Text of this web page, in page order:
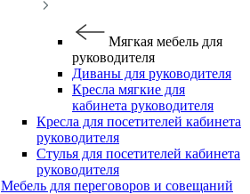
Мягкая мебель для
руководителя
Диваны для руководителя
Кресла мягкие для
кабинета руководителя
Кресла для посетителей кабинета
руководителя
Стулья для посетителей кабинета
руководителя
Мебель для переговоров и совещаний